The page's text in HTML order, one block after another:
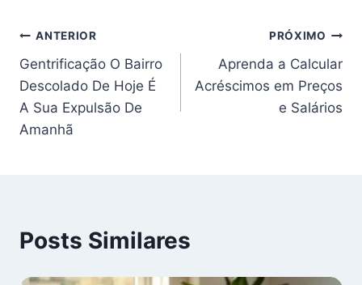
Navegação
de
Post
ANTERIOR
Gentrificação O Bairro
Descolado De Hoje É
A Sua Expulsão De
Amanhã
PRÓXIMO
Aprenda a Calcular
Acréscimos em Preços
e Salários
Posts Similares